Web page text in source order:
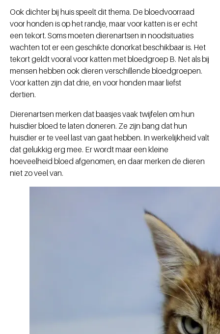
Ook dichter bij huis speelt dit thema. De bloedvoorraad
voor honden is op het randje, maar voor katten is er echt
een tekort. Soms moeten dierenartsen in noodsituaties
wachten tot er een geschikte donorkat beschikbaar is. Het
tekort geldt vooral voor katten met bloedgroep B. Net als bij
mensen hebben ook dieren verschillende bloedgroepen.
Voor katten zijn dat drie, en voor honden maar liefst
dertien.
Dierenartsen merken dat baasjes vaak twijfelen om hun
huisdier bloed te laten doneren. Ze zijn bang dat hun
huisdier er te veel last van gaat hebben. In werkelijkheid valt
dat gelukkig erg mee. Er wordt maar een kleine
hoeveelheid bloed afgenomen, en daar merken de dieren
niet zo veel van.